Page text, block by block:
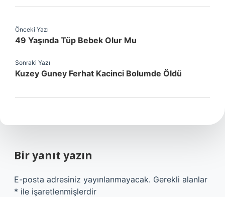
Önceki Yazı
49 Yaşında Tüp Bebek Olur Mu
Sonraki Yazı
Kuzey Guney Ferhat Kacinci Bolumde Öldü
Bir yanıt yazın
E-posta adresiniz yayınlanmayacak. Gerekli alanlar
* ile işaretlenmişlerdir